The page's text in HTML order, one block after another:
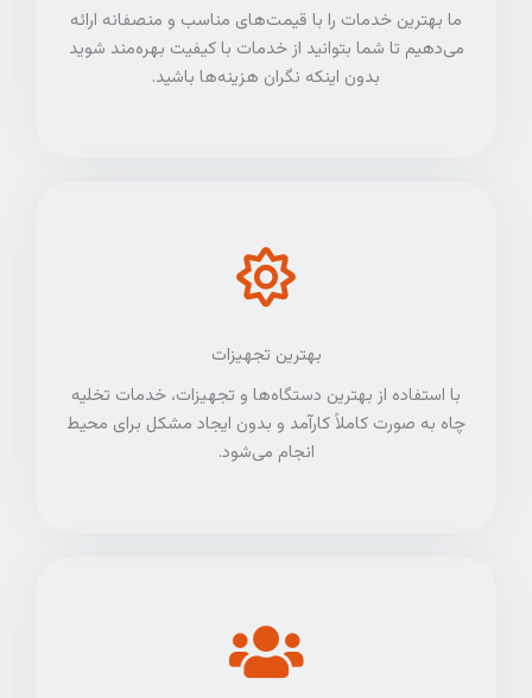
ما بهترین خدمات را با قیمت‌های مناسب و منصفانه ارائه
می‌دهیم تا شما بتوانید از خدمات با کیفیت بهره‌مند شوید
بدون اینکه نگران هزینه‌ها باشید.
بهترین تجهیزات
با استفاده از بهترین دستگاه‌ها و تجهیزات، خدمات تخلیه
چاه به صورت کاملاً کارآمد و بدون ایجاد مشکل برای محیط
انجام می‌شود.